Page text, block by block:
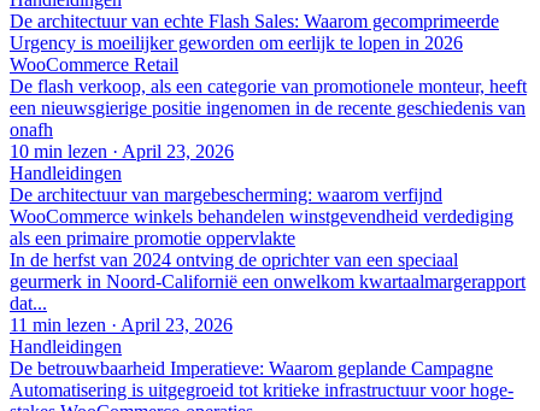
De architectuur van echte Flash Sales: Waarom gecomprimeerde
Urgency is moeilijker geworden om eerlijk te lopen in 2026
WooCommerce Retail
De flash verkoop, als een categorie van promotionele monteur, heeft
een nieuwsgierige positie ingenomen in de recente geschiedenis van
onafh
10 min lezen · April 23, 2026
Handleidingen
De architectuur van margebescherming: waarom verfijnd
WooCommerce winkels behandelen winstgevendheid verdediging
als een primaire promotie oppervlakte
In de herfst van 2024 ontving de oprichter van een speciaal
geurmerk in Noord-Californië een onwelkom kwartaalmargerapport
dat...
11 min lezen · April 23, 2026
Handleidingen
De betrouwbaarheid Imperatieve: Waarom geplande Campagne
Automatisering is uitgegroeid tot kritieke infrastructuur voor hoge-